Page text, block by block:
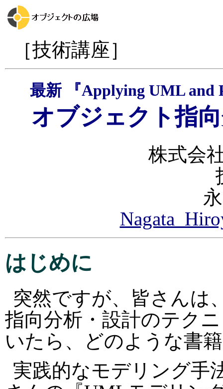
［技術講座］
最新 『Applying UML and
オブジェクト指
株式会
はじめに
突然ですが、皆さんは
指向分析・設計のテク
いたら、どのような書
実践的なモデリング手